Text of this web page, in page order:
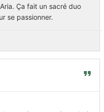
Ça fait un sacré duo
se passionner.